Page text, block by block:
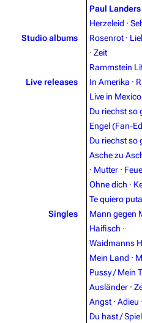
3.4K
Navigation
Main page
Random page
Paul Landers
Studio albums
Herzeleid ·
Rosenrot ·
· Zeit
Live releases
Rammstein
In Amerika ·
Live in
Singles
Du riechst so
Engel (Fan-
Du riechst so
Asche zu
· Mutter ·
Ohne dich ·
Te quiero
Mann gegen
Haifisch ·
Waidmanns
Mein Land ·
Pussy / Mein
Ausländer ·
Angst · Adieu ·
Du hast /